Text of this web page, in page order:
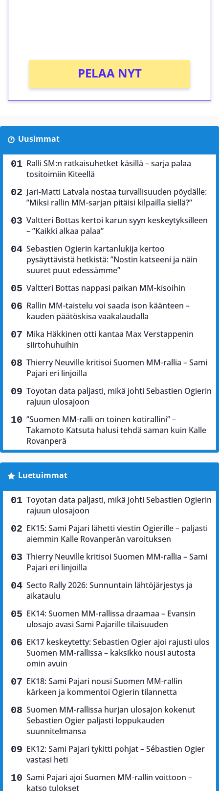
PELAA NYT
Uusimmat
Ralli SM:n ratkaisuhetket käsillä – sarja palaa
tositoimiin Kiteellä
Jari-Matti Latvala nostaa turvallisuuden pöydälle:
”Miksi rallin MM-sarjan pitäisi kilpailla siellä?”
Valtteri Bottas kertoi karun syyn keskeytyksilleen
– ”Kaikki alkaa palaa”
Sebastien Ogierin kartanlukija kertoo
pysäyttävistä hetkistä: ”Nostin katseeni ja näin
suuret puut edessämme”
Valtteri Bottas nappasi paikan MM-kisoihin
Rallin MM-taistelu voi saada ison käänteen –
kauden päätöskisa vaakalaudalla
Mika Häkkinen otti kantaa Max Verstappenin
siirtohuhuihin
Thierry Neuville kritisoi Suomen MM-rallia – Sami
Pajari eri linjoilla
Toyotan data paljasti, mikä johti Sebastien Ogierin
rajuun ulosajoon
”Suomen MM-ralli on toinen kotirallini” –
Takamoto Katsuta halusi tehdä saman kuin Kalle
Rovanperä
Luetuimmat
Toyotan data paljasti, mikä johti Sebastien Ogierin
rajuun ulosajoon
EK15: Sami Pajari lähetti viestin Ogierille – paljasti
aiemmin Kalle Rovanperän varoituksen
Thierry Neuville kritisoi Suomen MM-rallia – Sami
Pajari eri linjoilla
Secto Rally 2026: Sunnuntain lähtöjärjestys ja
aikataulu
EK14: Suomen MM-rallissa draamaa – Evansin
ulosajo avasi Sami Pajarille tilaisuuden
EK17 keskeytetty: Sebastien Ogier ajoi rajusti ulos
Suomen MM-rallissa – kaksikko nousi autosta
omin avuin
EK18: Sami Pajari nousi Suomen MM-rallin
kärkeen ja kommentoi Ogierin tilannetta
Suomen MM-rallissa hurjan ulosajon kokenut
Sebastien Ogier paljasti loppukauden
suunnitelmansa
EK12: Sami Pajari tykitti pohjat – Sébastien Ogier
vastasi heti
Sami Pajari ajoi Suomen MM-rallin voittoon –
katso tulokset